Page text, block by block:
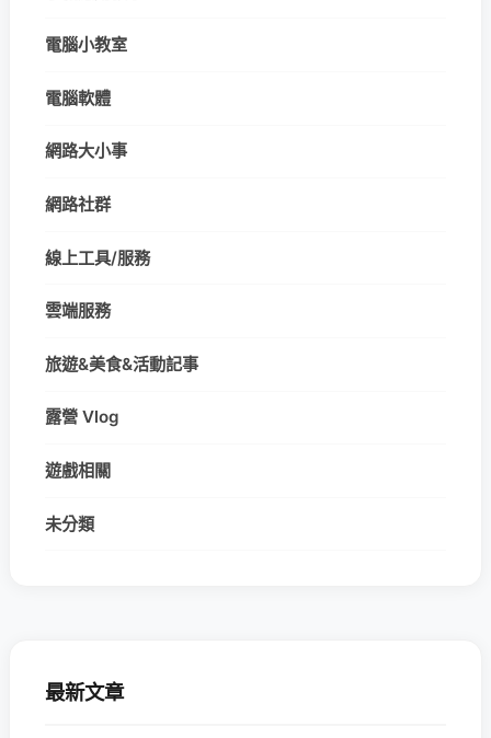
電腦小教室
電腦軟體
網路大小事
網路社群
線上工具/服務
雲端服務
旅遊&美食&活動記事
露營 Vlog
遊戲相關
未分類
最新文章